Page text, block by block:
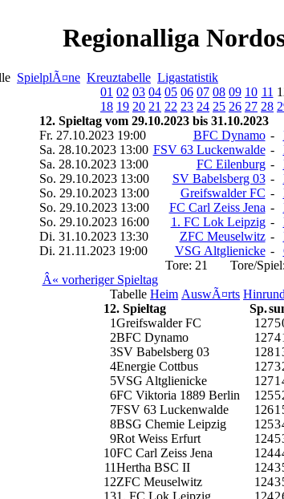
Regionalliga
SpielplÃ¤ne Kreuztabelle Ligastatistik
01 02 03 04 05 06 07 08 09 10 11
18 19 20 21 22 23 24 25 26 27 28
12. Spieltag vom 29.10.2023 bis 31.10.2023
Fr. 27.10.2023 19:00
BFC Dynamo -
Sa. 28.10.2023 13:00 FSV 63 Luckenwalde -
Sa. 28.10.2023 13:00
FC Eilenburg -
So. 29.10.2023 13:00
SV Babelsberg 03 -
So. 29.10.2023 13:00
Greifswalder FC -
So. 29.10.2023 13:00
FC Carl Zeiss Jena -
So. 29.10.2023 16:00
1. FC Lok Leipzig -
Di. 31.10.2023 13:30
ZFC Meuselwitz -
Di. 21.11.2023 19:00
VSG Altglienicke -
Tore: 21 Tore/
Â« vorheriger Spieltag
Tabelle Heim AuswÃ¤rts
12. Spieltag
Sp.su
1Greifswalder FC 1275
2BFC Dynamo 1274
3SV Babelsberg 03 1281
4Energie Cottbus 1273
5VSG Altglienicke 1271
6FC Viktoria 1889 Berlin 1255
7FSV 63 Luckenwalde 1261
8BSG Chemie Leipzig 1253
9Rot Weiss Erfurt 1245
10FC Carl Zeiss Jena 1244
11Hertha BSC II 1243
12ZFC Meuselwitz 1243
131. FC Lok Leipzig 1242